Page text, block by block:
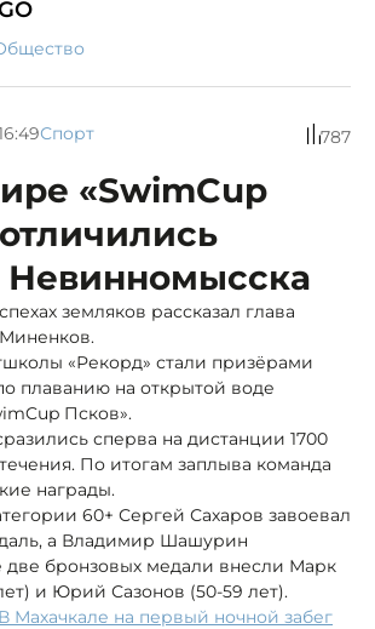
Спорт 787
«SwimCup
земляков рассказал глава
«Рекорд» стали призёрами
плаванию на открытой воде
Псков».
сперва на дистанции 1700
По итогам заплыва команда
награды.
60+ Сергей Сахаров завоевал
а Владимир Шашурин
бронзовых медали внесли Марк
и Юрий Сазонов (50-59 лет).
В Махачкале на первый ночной забег